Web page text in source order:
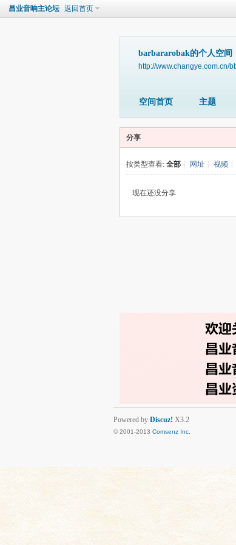
昌业音响主论坛 返回首页
barbararobak的个人空间
http://www.changye.com.cn/
空间首页 主题
分享
按类型查看: 全部 网址 视频
现在还没分享
Powered by Discuz! X3.2
© 2001-2013 Comsenz Inc.